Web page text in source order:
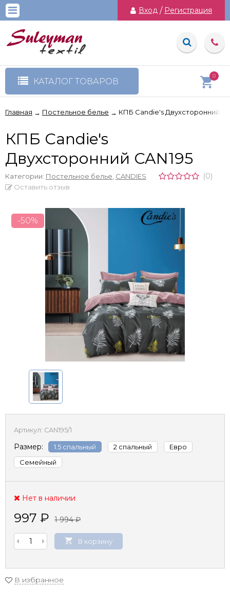
Вход / Регистрация
КАТАЛОГ ТОВАРОВ
0
Главная → Постельное белье → КПБ Candie's Двухсторонний
КПБ Candie's
Двухсторонний CAN195
Категории: Постельное белье CANDIES (0)
Оставить отзыв
-50%
Артикул: CAN195/1
Размер: 1.5 спальный 2 спальный
Евро
Семейный
Нет в наличии
997 ₽ 1 994₽
В корзину
В избранное